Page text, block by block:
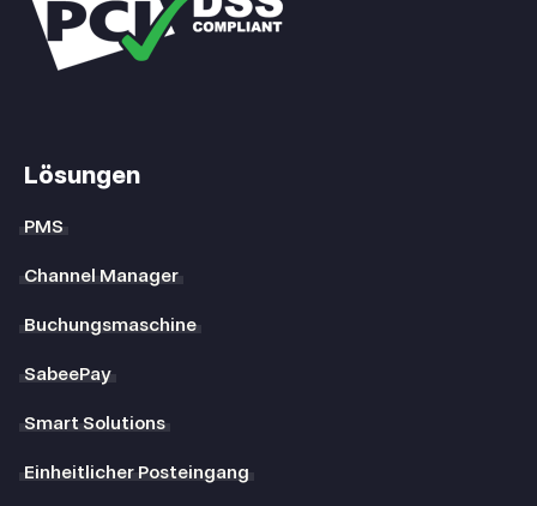
Lösungen
PMS
Channel Manager
Buchungsmaschine
SabeePay
Smart Solutions
Einheitlicher Posteingang